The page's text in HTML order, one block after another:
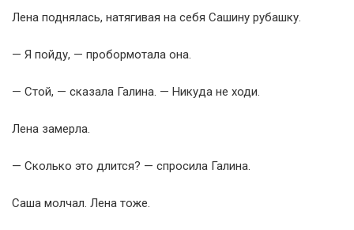
Лена поднялась, натягивая на себя Сашину рубашку.
— Я пойду, — пробормотала она.
— Стой, — сказала Галина. — Никуда не ходи.
Лена замерла.
— Сколько это длится? — спросила Галина.
Саша молчал. Лена тоже.